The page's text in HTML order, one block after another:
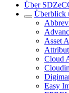
Über
Überblick
Asset
Cloud
Easy